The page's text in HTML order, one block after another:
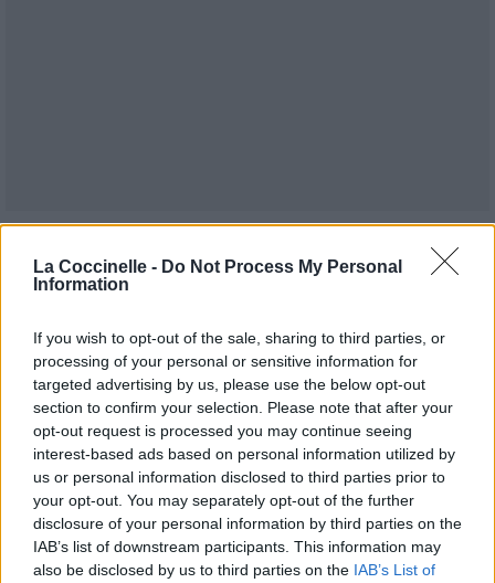
La Coccinelle - Do Not Process My Personal
Information
If you wish to opt-out of the sale, sharing to third parties, or
processing of your personal or sensitive information for
targeted advertising by us, please use the below opt-out
section to confirm your selection. Please note that after your
opt-out request is processed you may continue seeing
interest-based ads based on personal information utilized by
us or personal information disclosed to third parties prior to
your opt-out. You may separately opt-out of the further
disclosure of your personal information by third parties on the
IAB’s list of downstream participants. This information may
also be disclosed by us to third parties on the IAB’s List of
le 26
novembre 2018 à 7h20.
Albums :Astronomy
⇑
Paroles + Traduction Téléchargement
Vidéos
Commentaires